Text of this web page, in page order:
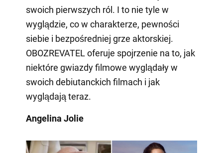
swoich pierwszych ról. I to nie tyle w
wyglądzie, co w charakterze, pewności
siebie i bezpośredniej grze aktorskiej.
OBOZREVATEL oferuje spojrzenie na to, jak
niektóre gwiazdy filmowe wyglądały w
swoich debiutanckich filmach i jak
wyglądają teraz.
Angelina Jolie